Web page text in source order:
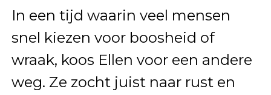
In een tijd waarin veel mensen
snel kiezen voor boosheid of
wraak, koos Ellen voor een andere
weg. Ze zocht juist naar rust en